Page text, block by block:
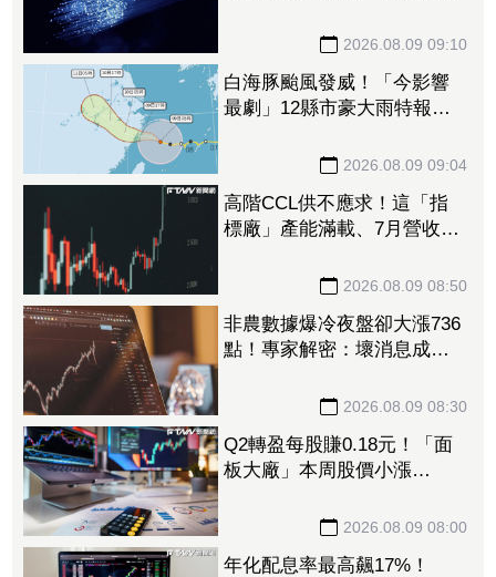
2026.08.09 09:10
白海豚颱風發威！「今影響
最劇」12縣市豪大雨特報
2026.08.09 09:04
高階CCL供不應求！這「指
標廠」產能滿載、7月營收暴
2026.08.09 08:50
非農數據爆冷夜盤卻大漲736
點！專家解密：壞消息成
2026.08.09 08:30
Q2轉盈每股賺0.18元！「面
板大廠」本周股價小漲
張、斥資5349萬元2026.08.09 08:00
年化配息率最高飆17%！